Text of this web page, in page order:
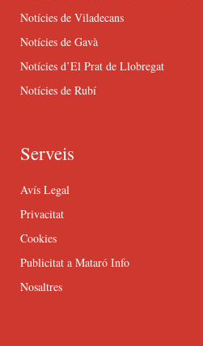
Notícies de Viladecans
Notícies de Gavà
Notícies d’El Prat de Llobregat
Notícies de Rubí
Serveis
Avís Legal
Privacitat
Cookies
Publicitat a Mataró Info
Nosaltres